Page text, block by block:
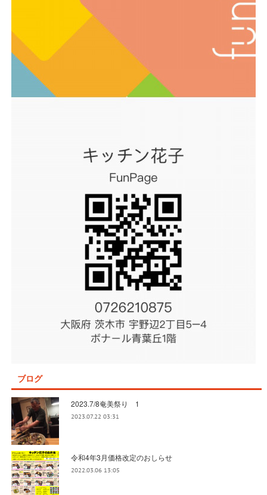
ブログ
2023.7/8奄美祭り 1
2023.07.22 03:31
令和4年3月価格改定のおしらせ
2022.03.06 13:05